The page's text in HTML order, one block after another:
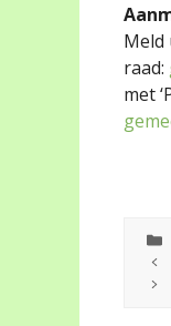
Meld
raad:
met